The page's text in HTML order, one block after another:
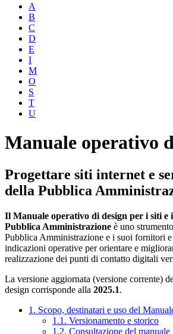
A
B
C
D
E
I
M
O
S
T
U
Manuale operativo
Progettare siti internet e
della Pubblica
Il Manuale operativo di design per i siti e
Pubblica Amministrazione è uno
Pubblica Amministrazione e i suoi fornitori
indicazioni operative per orientare e
realizzazione dei punti di contatto digitali
La versione aggiornata (versione corrente)
design corrisponde alla 2025.1.
1. Scopo, destinatari e uso del
1.1. Versionamento e storico
1.2. Consultazione del manuale